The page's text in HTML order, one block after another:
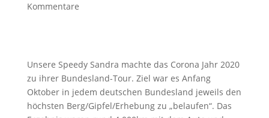
Kommentare
Unsere Speedy Sandra machte das Corona Jahr 2020
zu ihrer Bundesland-Tour. Ziel war es Anfang
Oktober in jedem deutschen Bundesland jeweils den
höchsten Berg/Gipfel/Erhebung zu „belaufen“. Das